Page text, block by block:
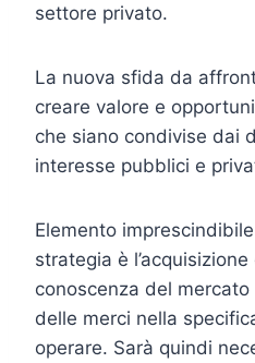
settore privato.
La nuova sfida da
creare valore e
che siano condivise dai
interesse pubblici e
Elemento
strategia è
conoscenza del
delle merci nella
operare. Sarà quindi